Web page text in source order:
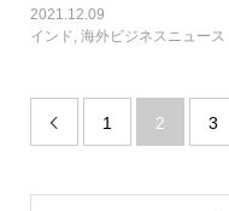
2021.12.09
インド , 海外ビジネスニュース
 1 2 3